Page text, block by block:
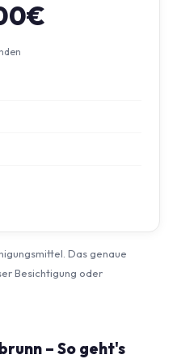
Das genaue
Besichtigung oder
– So geht's